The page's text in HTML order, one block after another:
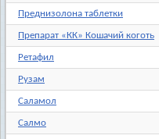
Преднизолона таблетки
Препарат «КК» Кошачий коготь
Ретафил
Рузам
Саламол
Салмо